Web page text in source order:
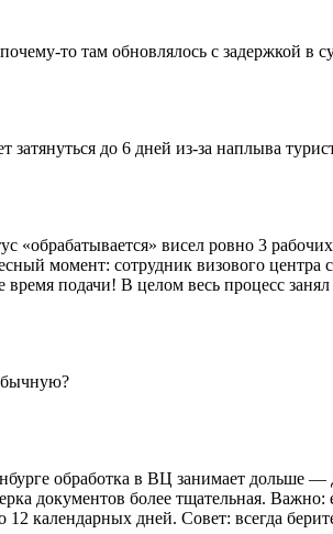
то там обновлялось с задержкой в
до 6 дней из-за наплыва
висел ровно 3
момент: сотрудник визового центра
подачи! В целом весь процесс
обработка в ВЦ занимает дольше
документов более тщательная. Важно:
календарных дней. Совет: всегда